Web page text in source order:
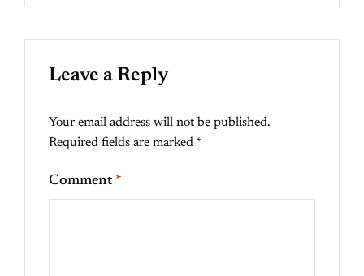
Leave a Reply
Your email address will not be published.
Required fields are marked *
Comment *